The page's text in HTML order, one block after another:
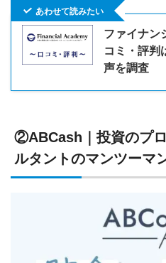
あわせて読みたい
ファイナン
コミ・評判
声を調査
②ABCash｜投資のプ
ルタントのマンツーマ